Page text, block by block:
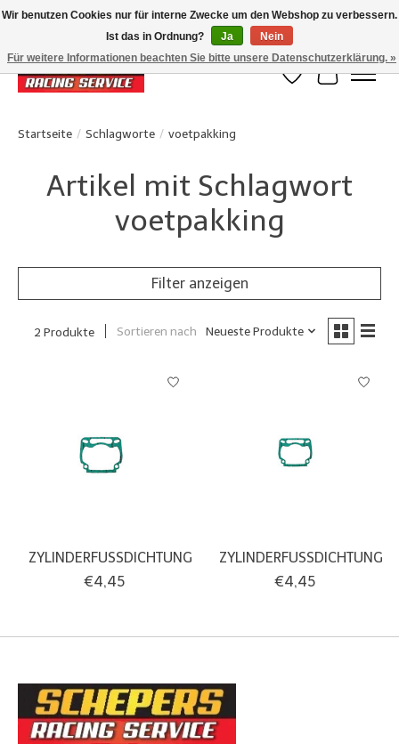
Klanten beoordelen ons met een 4,8/5 op Google reviews
Wunschzettel
Ihr
Startseite / Schlagworte / voetpakking
Artikel mit Schlagwort
voetpakking
Filter anzeigen
2 Produkte Sortieren nach Neueste Produkte
ZYLINDERFUSSDICHTUNG
€4,45
ZYLINDERFUSSDICHTUNG
€4,45
Wir benutzen Cookies nur für interne Zwecke um den Webshop zu verbessern.
Ist das in Ordnung?
Ja
Nein
Für weitere Informationen beachten Sie bitte unsere Datenschutzerklärung. »